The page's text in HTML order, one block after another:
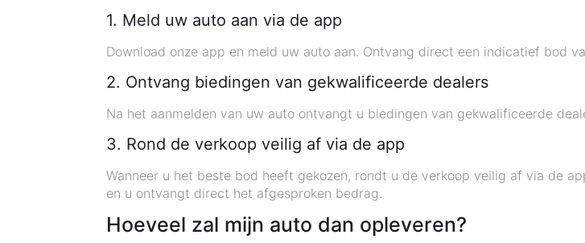
1. Meld uw auto aan via de app
Download onze app en meld uw auto aan. Ontvang direct een indicatief bod
2. Ontvang biedingen van gekwalificeerde dealers
Na het aanmelden van uw auto ontvangt u biedingen van gekwalificeerde
3. Rond de verkoop veilig af via de app
Wanneer u het beste bod heeft gekozen, rondt u de verkoop veilig af via de
en u ontvangt direct het afgesproken bedrag.
Hoeveel zal mijn auto dan opleveren?